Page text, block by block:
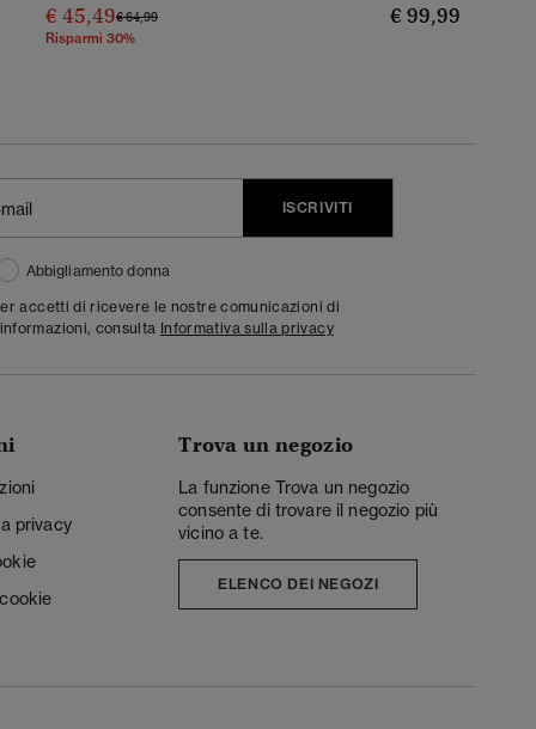
€ 45,49Prezzo Ridotto Da
€ 64,99A
Risparmi 30%
€ 99,99
ISCRIVITI
Abbigliamento donna
accetti di ricevere le nostre comunicazioni di
consulta Informativa sulla privacy
privacy
Trova un negozio
La funzione Trova un negozio
consente di trovare il negozio più
vicino a te.
ELENCO DEI NEGOZI